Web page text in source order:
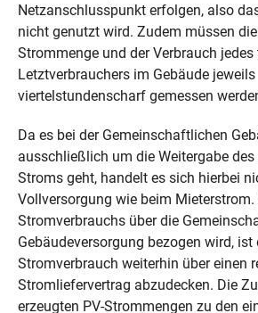
Netzanschlusspunkt erfolgen, also
nicht genutzt wird. Zudem müssen die
Strommenge und der Verbrauch
Letztverbrauchers im Gebäude jeweils
viertelstundenscharf gemessen
Da es bei der Gemeinschaftlichen
ausschließlich um die Weitergabe des
Stroms geht, handelt es sich hierbei
Vollversorgung wie beim Mieterstrom.
Stromverbrauchs über die
Gebäudeversorgung bezogen wird, ist
Stromverbrauch weiterhin über einen
Stromliefervertrag abzudecken. Die
erzeugten PV-Strommengen zu den